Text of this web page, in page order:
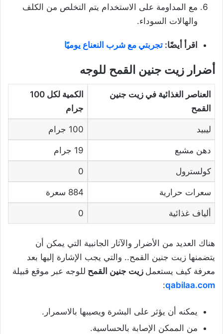
مع المداومة على الاستخدام يتم التخلص من الكلف
والهالات السوداء.
اقرأ أيضًا: تجربتي مع شرب النعناع يوميًا
أضرار زيت جنين القمح للوجه
العناصر الغذائية في زيت جنين
القمح
الكمية لكل 100
جرام
ليبيد 100 جرام
دهن مشبع 19 جرام
كولسترول 0
سعرات حرارية 884 سعرة
ألياف غذائية 0
هناك العديد من الأضرار والآثار الجانبية التي يمكن أن
يتضمنها زيت جنين القمح.. والتي يجب الإشارة إليها بعد
معرفة كيف يستعمل زيت جنين القمح للوجه عبر موقع قبيلة
qabilaa.com
:
يمكنه أن يؤثر على البشرة ويصيبها بالاسمرار.
من الممكن الإصابة بالحساسية.